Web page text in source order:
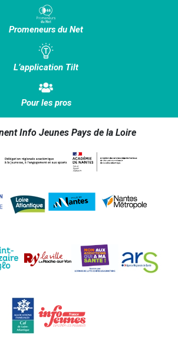
Promeneurs du Net
L’application Tilt
Pour les pros
Info Jeunes Pays de la Loire